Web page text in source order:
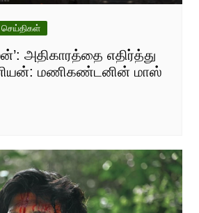
செய்திகள்
அதிகாரத்தை எதிர்த்து
மணிகண்டனின் மாஸ்